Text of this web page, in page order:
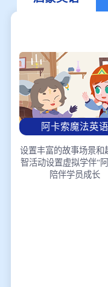
阿卡索魔法英语
设置丰富的故事场景和
智活动设置虚拟学伴“
陪伴学员成长